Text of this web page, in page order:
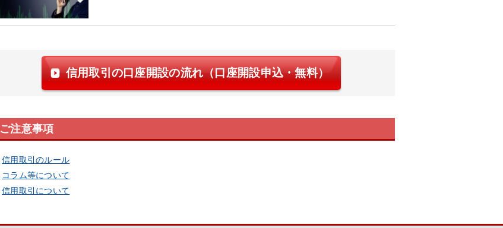
信用取引の口座開設の流れ（口座開設申込・無料）
ご注意事項
信用取引のルール
コラム等について
信用取引について